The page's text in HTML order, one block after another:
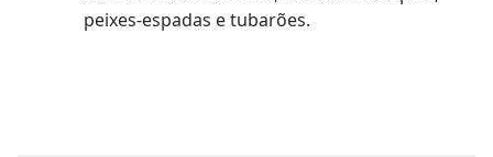
peixes-espadas e tubarões.